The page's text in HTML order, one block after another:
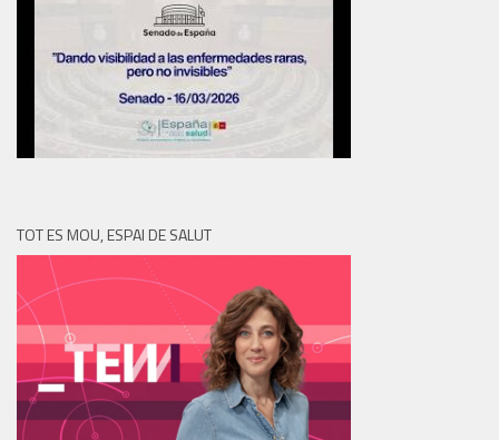
TOT ES MOU, ESPAI DE SALUT